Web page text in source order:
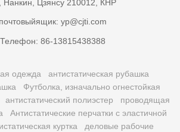
Нанкин, Цзянсу 210012, КНР
почтовыйящик: yp@cjti.com
Телефон: 86-13815438388
одежда
антистатическая рубашка
Футболка, изначально огнестойкая
антистатический полиэстер
проводящая
Антистатические перчатки с эластичной
куртка деловые рабочие